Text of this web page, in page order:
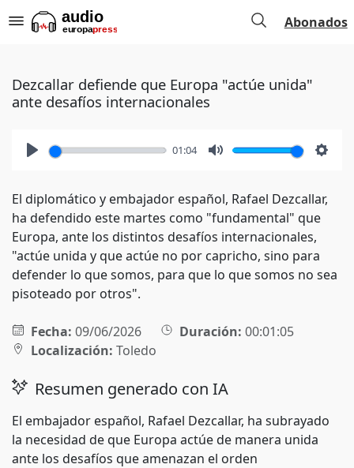
Abonados
Dezcallar defiende que Europa "actúe unida"
ante desafíos internacionales
01:04
El diplomático y embajador español, Rafael Dezcallar,
ha defendido este martes como "fundamental" que
Europa, ante los distintos desafíos internacionales,
"actúe unida y que actúe no por capricho, sino para
defender lo que somos, para que lo que somos no sea
pisoteado por otros".
Fecha: 09/06/2026 Duración: 00:01:05
Localización: Toledo
Resumen generado con IA
El embajador español, Rafael Dezcallar, ha subrayado
la necesidad de que Europa actúe de manera unida
ante los desafíos que amenazan el orden